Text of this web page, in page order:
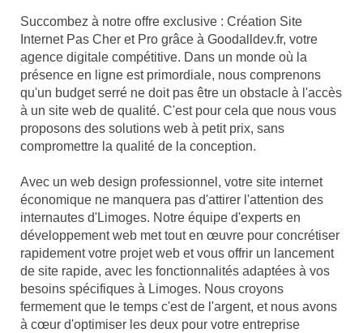
Succombez à notre offre exclusive : Création Site
Internet Pas Cher et Pro grâce à Goodalldev.fr, votre
agence digitale compétitive. Dans un monde où la
présence en ligne est primordiale, nous comprenons
qu'un budget serré ne doit pas être un obstacle à l'accès
à un site web de qualité. C'est pour cela que nous vous
proposons des solutions web à petit prix, sans
compromettre la qualité de la conception.
Avec un web design professionnel, votre site internet
économique ne manquera pas d'attirer l'attention des
internautes d'Limoges. Notre équipe d'experts en
développement web met tout en œuvre pour concrétiser
rapidement votre projet web et vous offrir un lancement
de site rapide, avec les fonctionnalités adaptées à vos
besoins spécifiques à Limoges. Nous croyons
fermement que le temps c'est de l'argent, et nous avons
à cœur d'optimiser les deux pour votre entreprise